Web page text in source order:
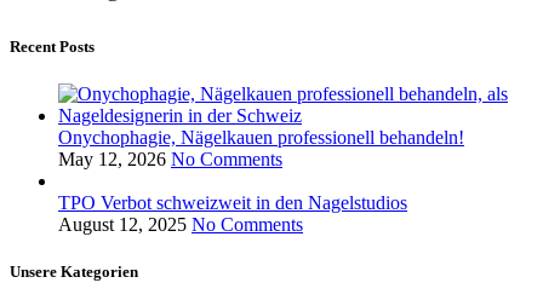
Recent Posts
Onychophagie, Nägelkauen professionell behandeln!
May 12, 2026 No Comments
TPO Verbot schweizweit in den Nagelstudios
August 12, 2025 No Comments
Unsere Kategorien